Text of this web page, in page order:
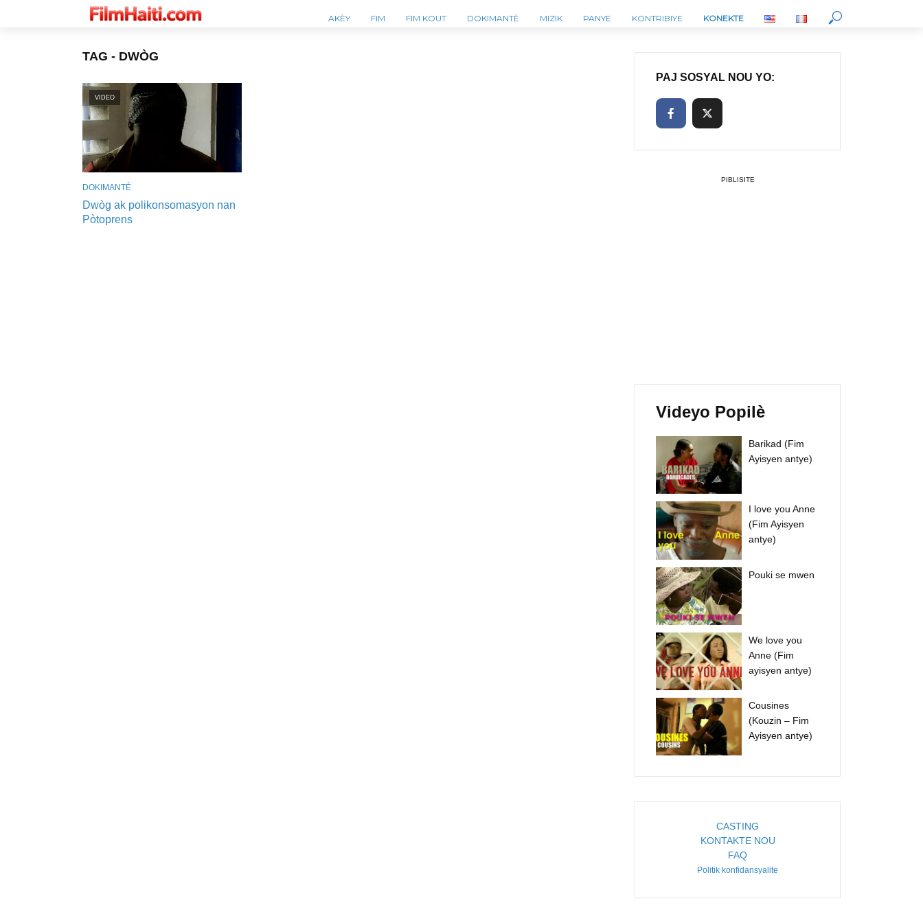
AKÈY FIM FIM KOUT DOKIMANTÈ MIZIK PANYE KONTRIBIYE KONEKTE
TAG - DWÒG
VIDEO
DOKIMANTÈ
Dwòg ak polikonsomasyon nan
Pòtoprens
PAJ SOSYAL NOU YO:
PIBLISITE
Videyo Popilè
Barikad (Fim
Ayisyen antye)
I love you Anne
(Fim Ayisyen
antye)
Pouki se mwen
We love you
Anne (Fim
ayisyen antye)
Cousines
(Kouzin – Fim
Ayisyen antye)
CASTING
KONTAKTE NOU
FAQ
Politik konfidansyalite